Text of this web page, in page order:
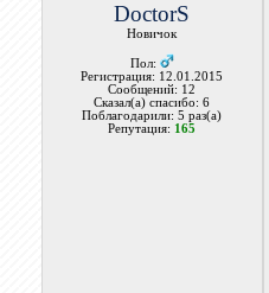
DoctorS
Новичок
Пол:
Регистрация: 12.01.2015
Сообщений: 12
Сказал(а) спасибо: 6
Поблагодарили: 5 раз(а)
Репутация: 165